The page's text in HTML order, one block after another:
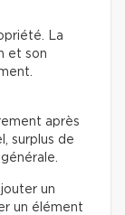
La
et son
après
surplus de
un
un élément